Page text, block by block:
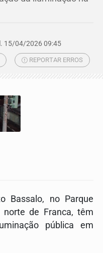
15/04/2026 09:45
REPORTAR ERROS
Bassalo, no Parque
norte de Franca, têm
pública em